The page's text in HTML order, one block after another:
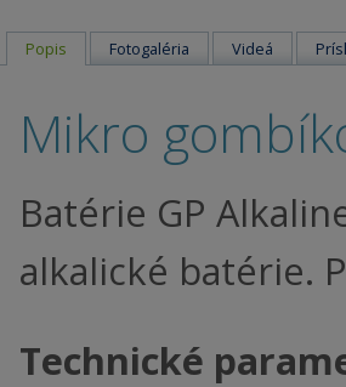
Popis Fotogaléria Videá
Mikro
Batérie GP
alkalické batérie.
Technické